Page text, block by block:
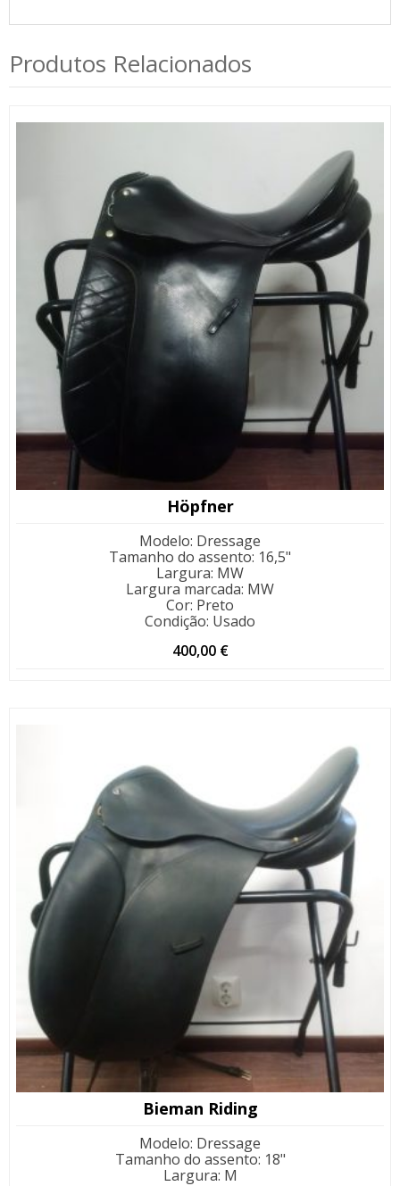
Produtos Relacionados
Höpfner
Modelo: Dressage
Tamanho do assento: 16,5"
Largura: MW
Largura marcada: MW
Cor: Preto
Condição: Usado
400,00 €
Bieman Riding
Modelo: Dressage
Tamanho do assento: 18"
Largura: M